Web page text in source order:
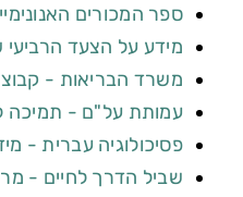
ספר המכורים
מידע על הצעד הרביעי
משרד הבריאות -
עמותת על"ם - תמיכה
פסיכולוגיה עברית -
שביל הדרך לחיים -